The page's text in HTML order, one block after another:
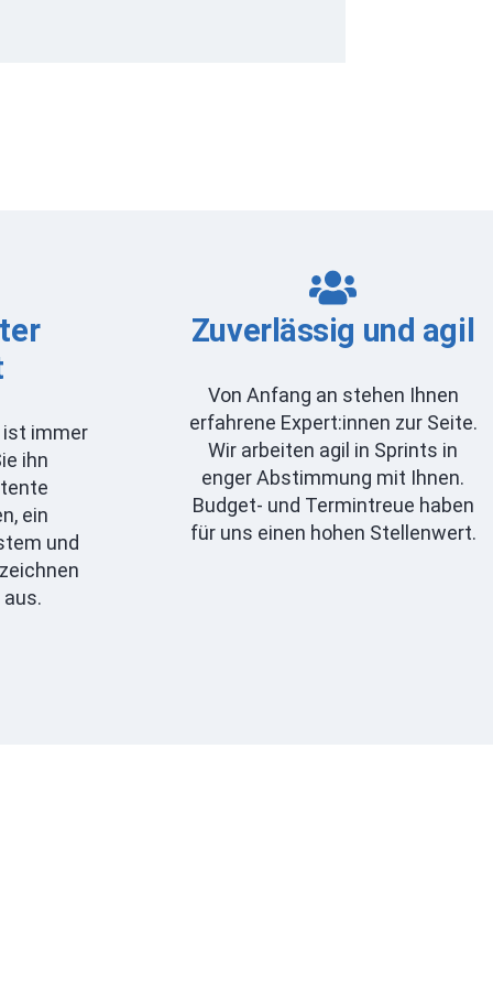
ist immer
ihn
ein
und
Zuverlässig und agil
Von Anfang an stehen Ihnen
erfahrene Expert:innen zur Seite.
Wir arbeiten agil in Sprints in
enger Abstimmung mit Ihnen.
Budget- und Termintreue haben
für uns einen hohen Stellenwert.